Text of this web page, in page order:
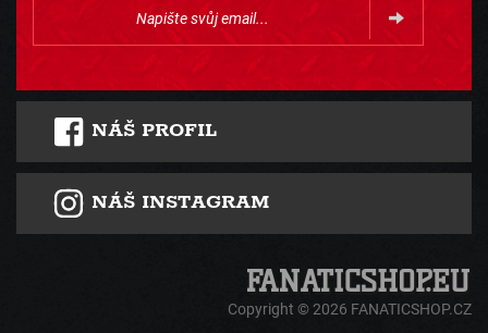
NÁŠ PROFIL
NÁŠ INSTAGRAM
Copyright © 2026 FANATICSHOP.CZ